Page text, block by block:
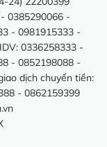
0385290066 -
- 0981915333 -
0336258333 -
- 0852198088 -
dịch chuyển tiền:
- 0862159399